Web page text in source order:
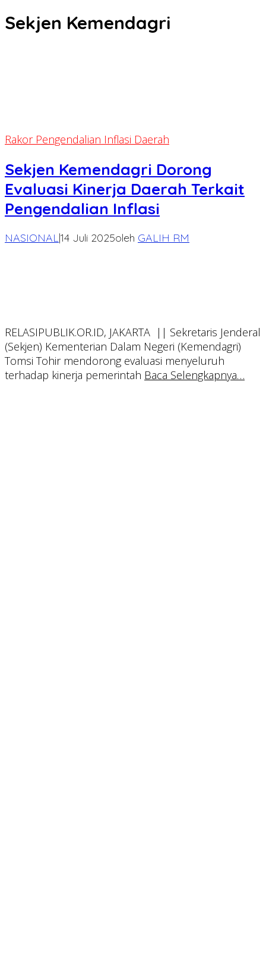
Sekjen Kemendagri
Rakor Pengendalian Inflasi Daerah
Sekjen Kemendagri Dorong
Evaluasi Kinerja Daerah Terkait
Pengendalian Inflasi
NASIONAL|14 Juli 2025oleh GALIH RM
RELASIPUBLIK.OR.ID, JAKARTA || Sekretaris Jenderal
(Sekjen) Kementerian Dalam Negeri (Kemendagri)
Tomsi Tohir mendorong evaluasi menyeluruh
terhadap kinerja pemerintah Baca Selengkapnya…